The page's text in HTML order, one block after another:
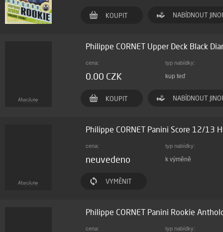
KOUPIT NABÍDNOUT
Philippe CORNET Upper Deck Black
cena: typ nabídky:
0.00 CZK kup teď
KOUPIT NABÍDNOUT
Philippe CORNET Panini Score 12/13
cena: typ nabídky:
neuvedeno k výměně
VYMĚNIT
Philippe CORNET Panini Rookie
cena: typ nabídky: